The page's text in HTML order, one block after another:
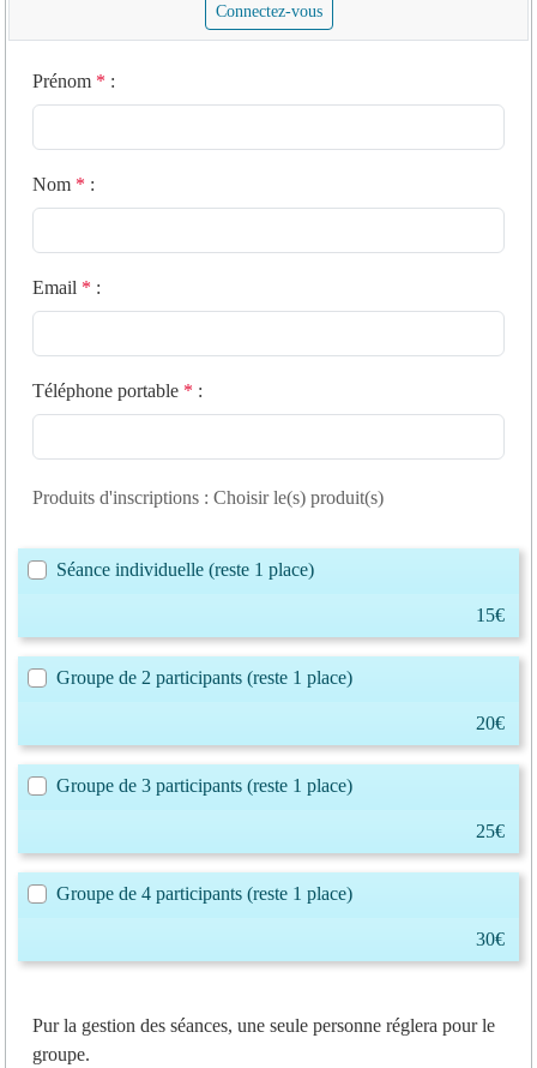
Connectez-vous
Prénom * :
Nom * :
Email * :
Téléphone portable * :
Produits d'inscriptions : Choisir le(s) produit(s)
Séance individuelle (reste 1 place)
15€
Groupe de 2 participants (reste 1 place)
20€
Groupe de 3 participants (reste 1 place)
25€
Groupe de 4 participants (reste 1 place)
30€
Pur la gestion des séances, une seule personne réglera pour le
groupe.